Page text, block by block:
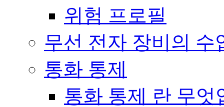
위험 프로필
무선 전자 장비의 수
통화 통제
통화 통제 란 무엇